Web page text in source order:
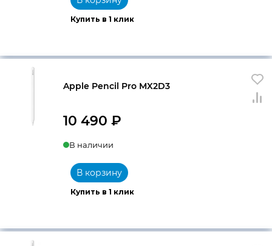
Купить в 1 клик
Apple Pencil Pro MX2D3
10 490 ₽
В наличии
Купить в 1 клик
В корзину